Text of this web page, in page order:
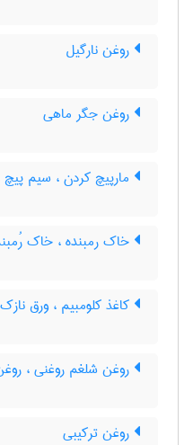
روغن نارگیل
روغن جگر ماهی
مارپیچ کردن ، سیم پیچ
خاک رمبنده ، خاک
کاغذ کلومبیم ، ورق
روغن شلغم روغنی ،
روغن ترکیبی